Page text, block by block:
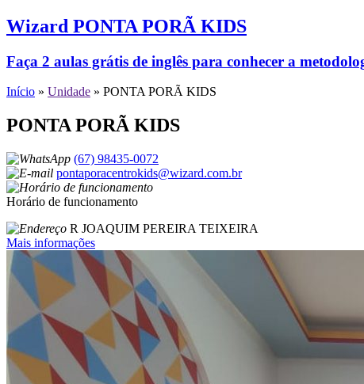
Wizard PONTA PORÃ KIDS
Faça 2 aulas grátis de inglês para conhecer a
Início » Unidade » PONTA PORÃ KIDS
PONTA PORÃ KIDS
(67) 98435-0072
pontaporacentrokids@wizard.com.br
Horário de funcionamento
R JOAQUIM PEREIRA TEIXEIRA
Mais informações